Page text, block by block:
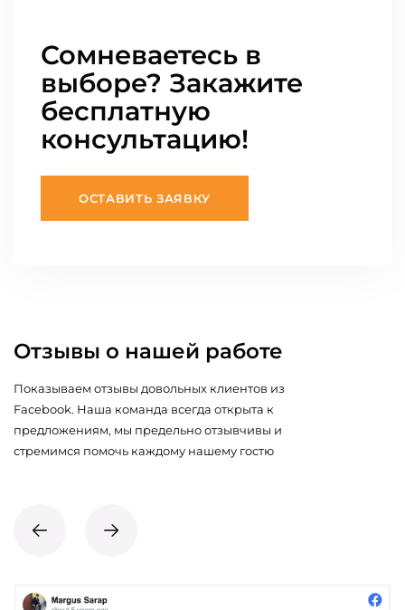
Сомневаетесь в
выборе? Закажите
бесплатную
консультацию!
ОСТАВИТЬ ЗАЯВКУ
Отзывы о нашей работе
Показываем отзывы довольных клиентов из
Facebook. Наша команда всегда открыта к
предложениям, мы предельно отзывчивы и
стремимся помочь каждому нашему гостю